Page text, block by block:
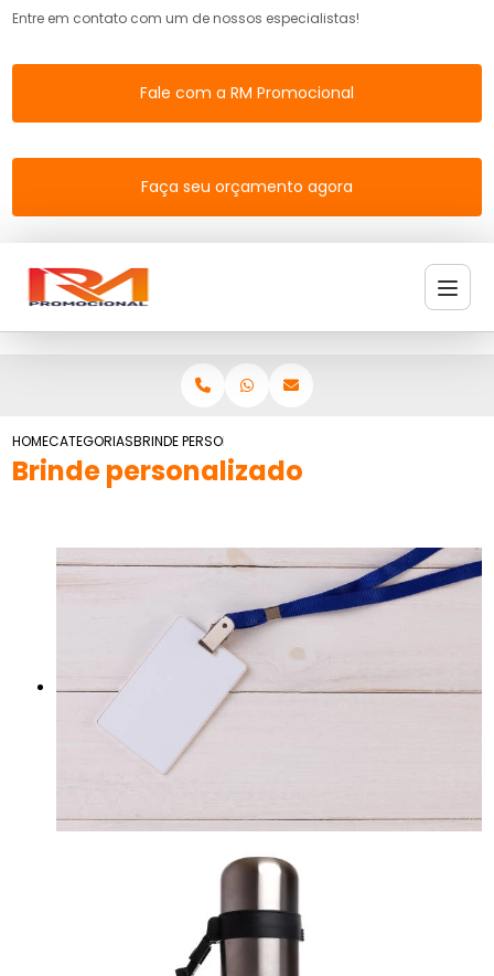
Entre em contato com um de nossos especialistas!
Fale com a RM Promocional
Faça seu orçamento agora
HOMECATEGORIASBRINDE PERSONALIZADO
Brinde personalizado